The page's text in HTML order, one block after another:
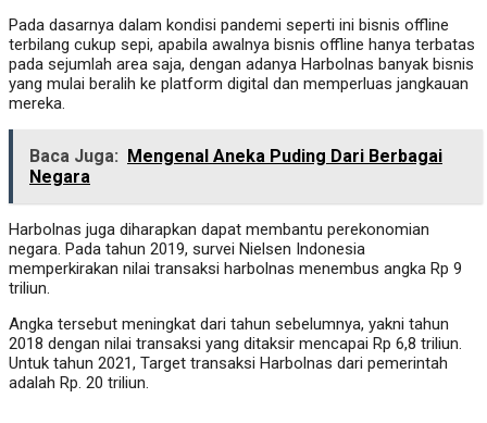
Pada dasarnya dalam kondisi pandemi seperti ini bisnis offline
terbilang cukup sepi, apabila awalnya bisnis offline hanya terbatas
pada sejumlah area saja, dengan adanya Harbolnas banyak bisnis
yang mulai beralih ke platform digital dan memperluas jangkauan
mereka.
Baca Juga: Mengenal Aneka Puding Dari Berbagai
Negara
Harbolnas juga diharapkan dapat membantu perekonomian
negara. Pada tahun 2019, survei Nielsen Indonesia
memperkirakan nilai transaksi harbolnas menembus angka Rp 9
triliun.
Angka tersebut meningkat dari tahun sebelumnya, yakni tahun
2018 dengan nilai transaksi yang ditaksir mencapai Rp 6,8 triliun.
Untuk tahun 2021, Target transaksi Harbolnas dari pemerintah
adalah Rp. 20 triliun.